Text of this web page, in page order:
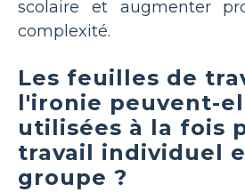
scolaire et augmenter
complexité.
Les feuilles de
l'ironie peuvent-
utilisées à la fois
travail individuel
groupe ?